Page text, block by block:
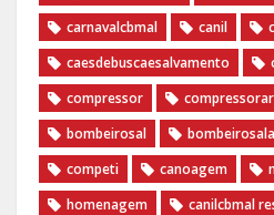
carnavalcbmal
canil
caesdebuscaesalvamento
compressor
bombeirosal
competi
canoagem
homenagem
canilcbmal